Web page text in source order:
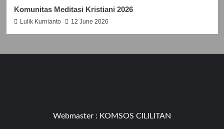
Komunitas Meditasi Kristiani 2026
Lulik Kurnianto 12 June 2026
Webmaster : KOMSOS CILILITAN